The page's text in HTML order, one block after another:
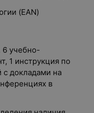
(EАN)
6 учебно-
1 инструкция по
докладами на
в